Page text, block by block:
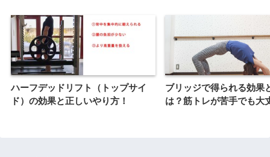
ハーフデッドリフト（トップサイ
ド）の効果と正しいやり方！
ブリッジで得られる効果
は？筋トレが苦手でも大